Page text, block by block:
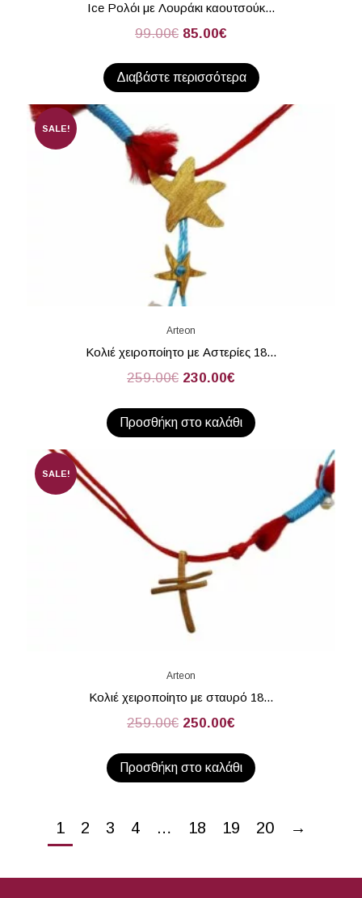
Ice Ρολόι με Λουράκι καουτσούκ...
99.00€ 85.00€
Διαβάστε περισσότερα
SALE!
Arteon
Kολιέ χειροποίητο με Αστερίες 18...
259.00€ 230.00€
Προσθήκη στο καλάθι
SALE!
Arteon
Kολιέ χειροποίητο με σταυρό 18...
259.00€ 250.00€
Προσθήκη στο καλάθι
1 2 3 4 … 18 19 20 →